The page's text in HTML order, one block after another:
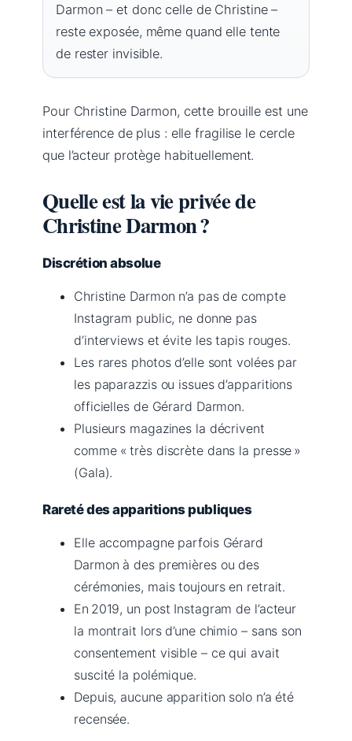
Darmon – et donc celle de Christine –
reste exposée, même quand elle tente
de rester invisible.
Pour Christine Darmon, cette brouille est une
interférence de plus : elle fragilise le cercle
que l’acteur protège habituellement.
Quelle est la vie privée de
Christine Darmon ?
Discrétion absolue
Christine Darmon n’a pas de compte
Instagram public, ne donne pas
d’interviews et évite les tapis rouges.
Les rares photos d’elle sont volées par
les paparazzis ou issues d’apparitions
officielles de Gérard Darmon.
Plusieurs magazines la décrivent
comme « très discrète dans la presse »
(Gala).
Rareté des apparitions publiques
Elle accompagne parfois Gérard
Darmon à des premières ou des
cérémonies, mais toujours en retrait.
En 2019, un post Instagram de l’acteur
la montrait lors d’une chimio – sans son
consentement visible – ce qui avait
suscité la polémique.
Depuis, aucune apparition solo n’a été
recensée.